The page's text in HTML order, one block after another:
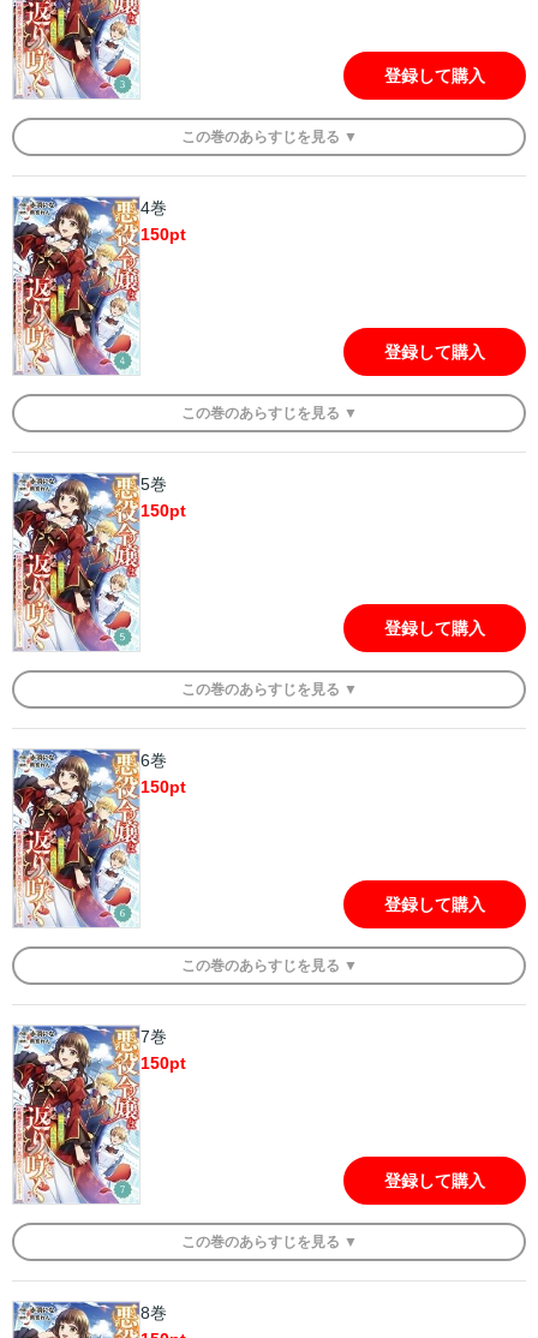
登録して購入
この巻のあらすじを 見る ▼
4巻
150pt
登録して購入
この巻のあらすじを 見る ▼
5巻
150pt
登録して購入
この巻のあらすじを 見る ▼
6巻
150pt
登録して購入
この巻のあらすじを 見る ▼
7巻
150pt
登録して購入
この巻のあらすじを 見る ▼
8巻